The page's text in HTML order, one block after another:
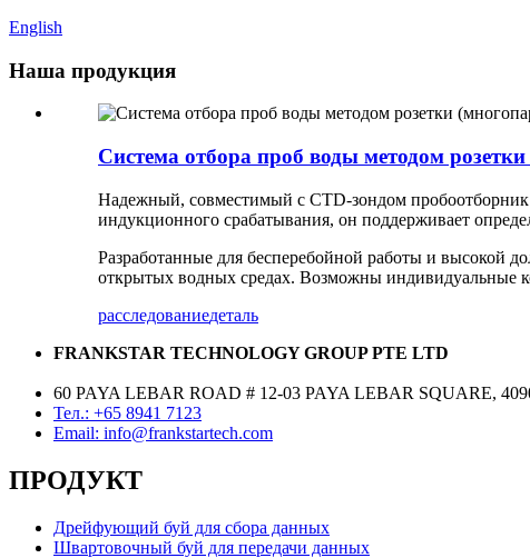
English
Наша продукция
Система отбора проб воды методом
Надежный, совместимый с CTD-зондом пробоотборник
индукционного срабатывания, он поддерживает
Разработанные для бесперебойной работы и высокой
открытых водных средах. Возможны индивидуальные
расследованиедеталь
FRANKSTAR TECHNOLOGY GROUP PTE LTD
60 PAYA LEBAR ROAD # 12-03 PAYA LEBAR SQUARE,
Тел.: +65 8941 7123
Email: info@frankstartech.com
ПРОДУКТ
Дрейфующий буй для сбора данных
Швартовочный буй для передачи данных